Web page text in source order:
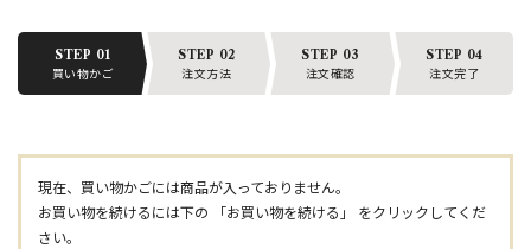
STEP 01
買い物かご
STEP 02
注文方法
STEP 03
注文確認
STEP 04
注文完了
現在、買い物かごには商品が入っておりません。
お買い物を続けるには下の 「お買い物を続ける」 をクリックしてくだ
さい。